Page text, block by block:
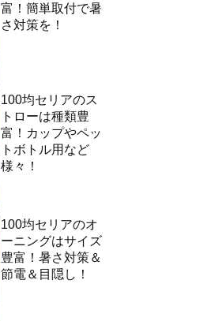
富！簡単取付で暑
さ対策を！
100均セリアのス
トローは種類豊
富！カップやペッ
トボトル用など
様々！
100均セリアのオ
ーニングはサイズ
豊富！暑さ対策＆
節電＆目隠し！